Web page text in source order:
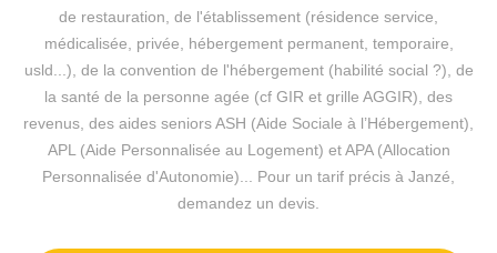
de restauration, de l'établissement (résidence service,
médicalisée, privée, hébergement permanent, temporaire,
usld...), de la convention de l'hébergement (habilité social ?), de
la santé de la personne agée (cf GIR et grille AGGIR), des
revenus, des aides seniors ASH (Aide Sociale à l’Hébergement),
APL (Aide Personnalisée au Logement) et APA (Allocation
Personnalisée d'Autonomie)... Pour un tarif précis à Janzé,
demandez un devis.